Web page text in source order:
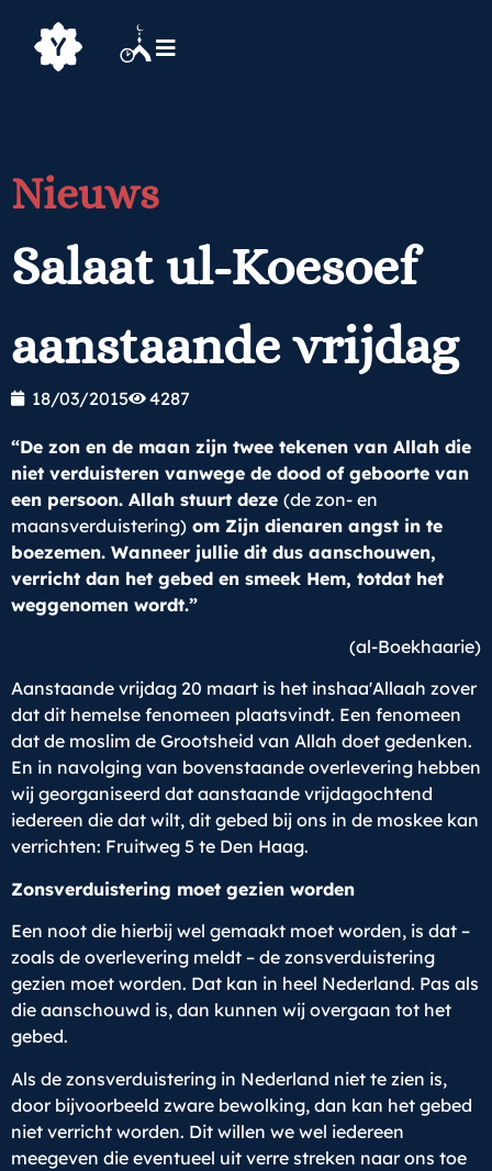
Nieuws
Salaat ul-Koesoef
aanstaande vrijdag
18/03/2015 4287
“De zon en de maan zijn twee tekenen van Allah die
niet verduisteren vanwege de dood of geboorte van
een persoon. Allah stuurt deze (de zon- en
maansverduistering) om Zijn dienaren angst in te
boezemen. Wanneer jullie dit dus aanschouwen,
verricht dan het gebed en smeek Hem, totdat het
weggenomen wordt.”
(al-Boekhaarie)
Aanstaande vrijdag 20 maart is het inshaa'Allaah zover
dat dit hemelse fenomeen plaatsvindt. Een fenomeen
dat de moslim de Grootsheid van Allah doet gedenken.
En in navolging van bovenstaande overlevering hebben
wij georganiseerd dat aanstaande vrijdagochtend
iedereen die dat wilt, dit gebed bij ons in de moskee kan
verrichten: Fruitweg 5 te Den Haag.
Zonsverduistering moet gezien worden
Een noot die hierbij wel gemaakt moet worden, is dat –
zoals de overlevering meldt – de zonsverduistering
gezien moet worden. Dat kan in heel Nederland. Pas als
die aanschouwd is, dan kunnen wij overgaan tot het
gebed.
Als de zonsverduistering in Nederland niet te zien is,
door bijvoorbeeld zware bewolking, dan kan het gebed
niet verricht worden. Dit willen we wel iedereen
meegeven die eventueel uit verre streken naar ons toe